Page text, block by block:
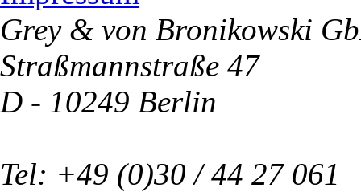
Grey & von Bronikowski
Straßmannstraße 47
D - 10249 Berlin
Tel: +49 (0)30 / 44 27 061